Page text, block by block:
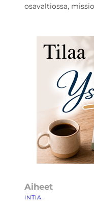
osavaltiossa,
Aiheet
INTIA